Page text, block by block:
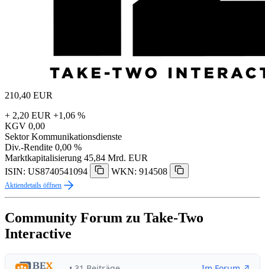
210,40 EUR
+ 2,20 EUR +1,06 %
KGV 0,00
Sektor Kommunikationsdienste
Div.-Rendite 0,00 %
Marktkapitalisierung 45,84 Mrd. EUR
ISIN: US8740541094
WKN: 914508
Aktiendetails öffnen
Community Forum zu Take-Two
Interactive